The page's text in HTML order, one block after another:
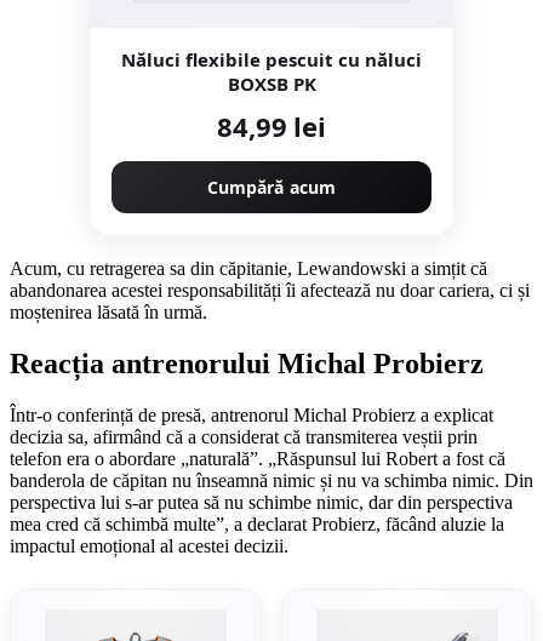
Năluci flexibile pescuit cu năluci
BOXSB PK
84,99 lei
Cumpără acum
Acum, cu retragerea sa din căpitanie, Lewandowski a simțit că
abandonarea acestei responsabilități îi afectează nu doar cariera, ci și
moștenirea lăsată în urmă.
Reacția antrenorului Michal Probierz
Într-o conferință de presă, antrenorul Michal Probierz a explicat
decizia sa, afirmând că a considerat că transmiterea veștii prin
telefon era o abordare „naturală”. „Răspunsul lui Robert a fost că
banderola de căpitan nu înseamnă nimic și nu va schimba nimic. Din
perspectiva lui s-ar putea să nu schimbe nimic, dar din perspectiva
mea cred că schimbă multe”, a declarat Probierz, făcând aluzie la
impactul emoțional al acestei decizii.